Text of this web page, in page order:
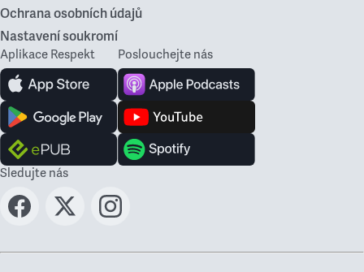
Ochrana osobních údajů
Nastavení soukromí
Aplikace Respekt Poslouchejte nás
Sledujte nás